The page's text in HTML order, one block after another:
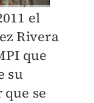
el
Rivera
que
su
se